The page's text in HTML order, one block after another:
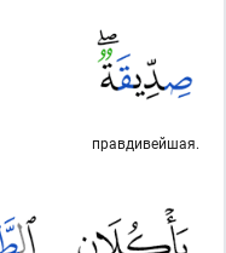
правдивейшая.